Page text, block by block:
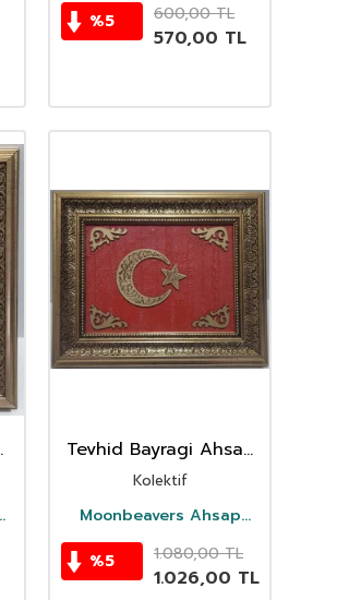
%5 600,00TL
570,00 TL
Tevhid Bayragi Ahsap
Tablo Kalin Çerçeve
Kolektif
Moonbeavers Ahsap
%5 1.080,00TL
1.026,00 TL